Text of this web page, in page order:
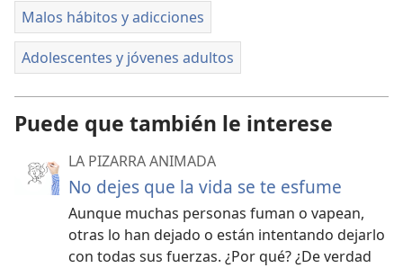
Lo que opinan otros jóvenes
Lo que debes saber
tabaco es la nicotina, que es tóxica y muy adictiva.
Citando de la Organización Mundial de la Salud, el
Ministerio de Sanidad de España dice: “El tabaco es
la primera causa evitable de enfermedad, invalidez
y muerte prematura en el mundo”.
“Trabajo como técnica de ecografía, y en las
Malos hábitos y adicciones
Adolescentes y jóvenes adultos
Puede que también le interese
LA PIZARRA ANIMADA
No dejes que la vida se te esfume
Aunque muchas personas fuman o vapean,
otras lo han dejado o están intentando dejarlo
con todas sus fuerzas. ¿Por qué? ¿De verdad